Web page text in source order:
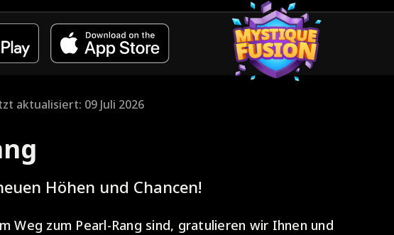
aktualisiert: 09 Juli 2026
Höhen und Chancen!
Weg zum Pearl-Rang sind, gratulieren wir Ihnen und